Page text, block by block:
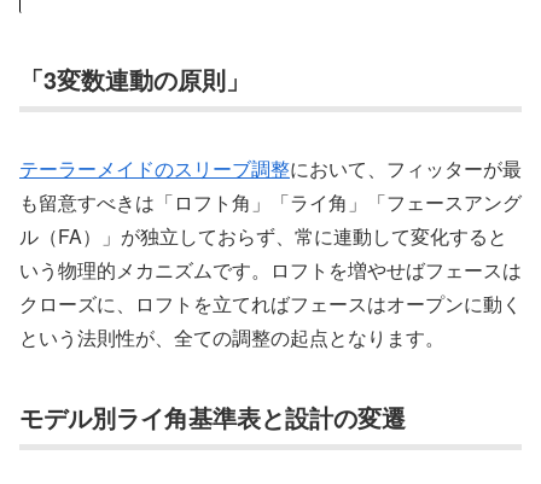
「3変数連動の原則」
テーラーメイドのスリーブ調整において、フィッターが最
も留意すべきは「ロフト角」「ライ角」「フェースアング
ル（FA）」が独立しておらず、常に連動して変化すると
いう物理的メカニズムです。ロフトを増やせばフェースは
クローズに、ロフトを立てればフェースはオープンに動く
という法則性が、全ての調整の起点となります。
モデル別ライ角基準表と設計の変遷